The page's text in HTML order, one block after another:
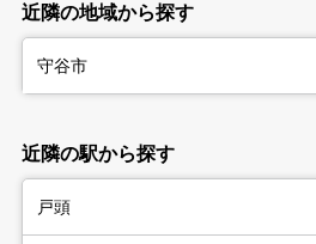
近隣の地域から探す
守谷市
近隣の駅から探す
戸頭